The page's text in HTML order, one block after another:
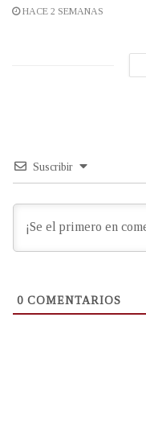
HACE 2 SEMANAS
Suscribir
0 COMENTARIOS